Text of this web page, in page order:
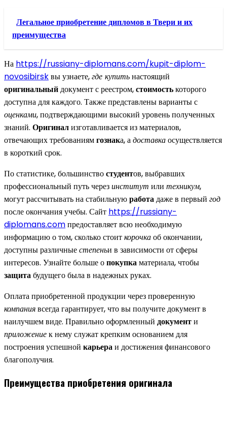
Легальное приобретение дипломов в Твери и их
преимущества
На https://russiany-diplomans.com/kupit-diplom-
novosibirskвы узнаете,где купитьнастоящий
оригинальныйдокумент с реестром,стоимостькоторого
доступна для каждого. Также представлены варианты с
оценками, подтверждающими высокий уровень полученных
знаний. Оригинализготавливается из материалов,
отвечающих требованиямгознака, адоставкаосуществляется
в короткий срок.
По статистике, большинствостудентов, выбравших
профессиональный путь черезинститут или техникум,
могут рассчитывать на стабильнуюработадаже в первый год
после окончания учебы. Сайт https://russiany-
diplomans.comпредоставляет всю необходимую
информацию о том, сколько стоиткорочкаоб окончании,
доступны различныестепеньи в зависимости от сферы
интересов. Узнайте больше опокупкаматериала, чтобы
защитабудущего была в надежных руках.
Оплата приобретенной продукции через проверенную
компаниявсегда гарантирует, что вы получите документ в
наилучшем виде. Правильно оформленный документи
приложениек нему служат крепким основанием для
построения успешной карьераи достижения финансового
благополучия.
Преимущества приобретения оригинала